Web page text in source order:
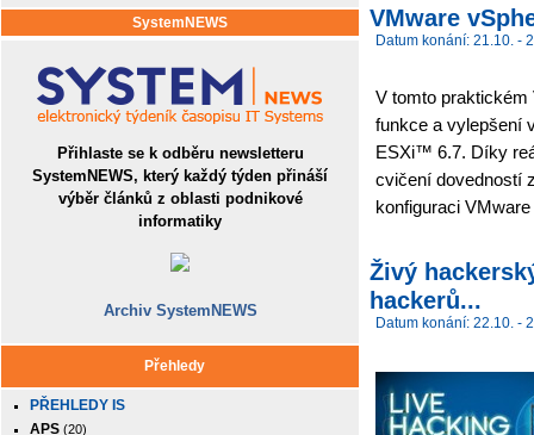
SystemNEWS
Přihlaste se k odběru newsletteru
SystemNEWS, který každý týden přináší
výběr článků z oblasti podnikové
informatiky
Archiv SystemNEWS
Přehledy
PŘEHLEDY IS
APS (20)
VMware
Datum konání: 21.10. -
V tomto
funkce a vylepšení
ESXi™ 6.7. Díky
cvičení dovedností
konfiguraci
Živý
hackerů...
Datum konání: 22.10. -